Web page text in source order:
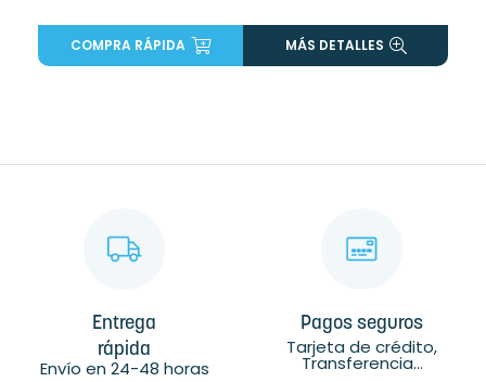
COMPRA RÁPIDA MÁS DETALLES
Entrega
rápida
Envío en 24-48 horas
Pagos seguros
Tarjeta de crédito,
Transferencia...